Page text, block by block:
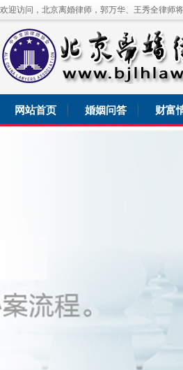
欢迎访问，北京离婚律师，郭万华、王秀全律师
网站首页 婚姻问答 财富